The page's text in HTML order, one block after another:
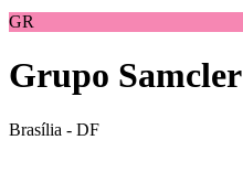
GR
Grupo Samcler
Brasília - DF